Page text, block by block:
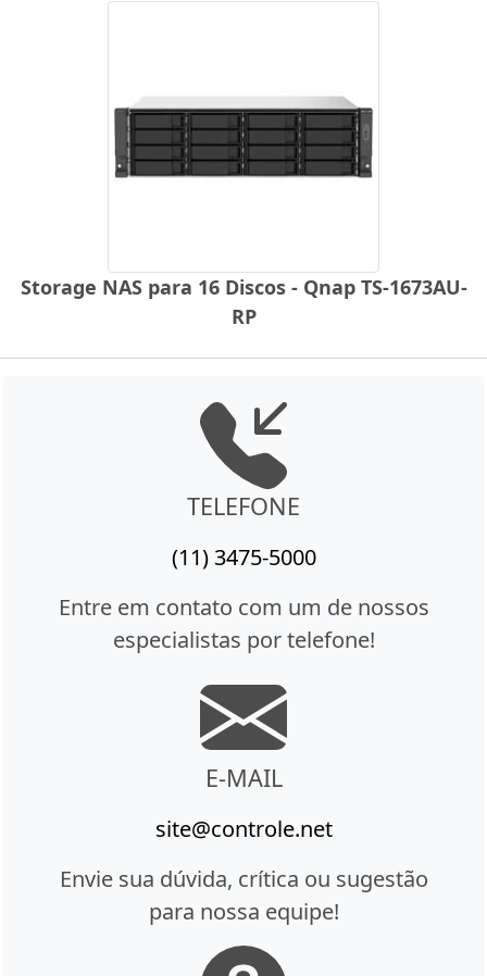
Storage NAS para 16 Discos - Qnap TS-1673AU-
RP
TELEFONE
(11) 3475-5000
Entre em contato com um de nossos
especialistas por telefone!
E-MAIL
site@controle.net
Envie sua dúvida, crítica ou sugestão
para nossa equipe!